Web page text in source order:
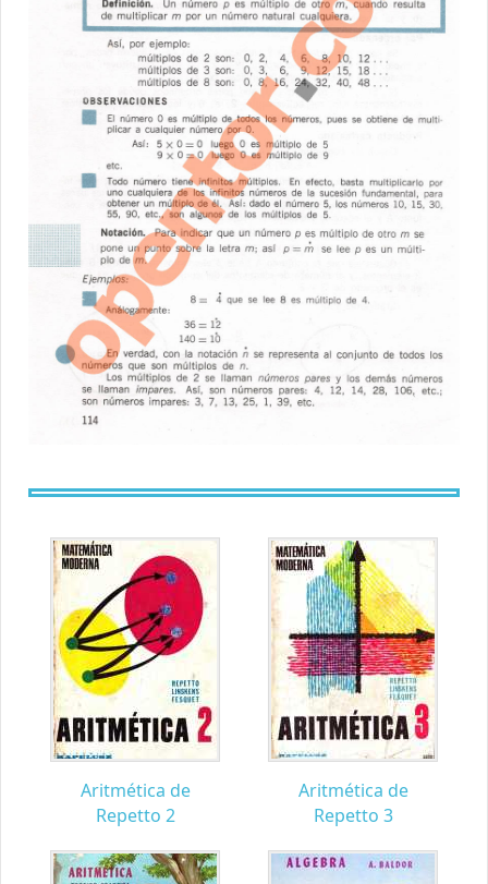
Aritmética de
Repetto 2
Aritmética de
Repetto 3